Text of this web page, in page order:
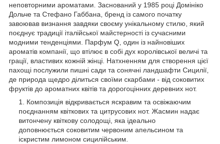
неповторними ароматами. Заснований у 1985 році Домініко
Дольче та Стефано Габбана, бренд із самого початку
завоював визнання завдяки своєму унікальному стилю, який
поєднує традиції італійської майстерності із сучасними
модними тенденціями. Парфум Q, один із найновіших
ароматів компанії, що втілює в собі дух королівської величі та
грації, властивих кожній жінці. Натхненням для створення цієї
пахощі послужили пишні сади та сонячні ландшафти Сицилії,
де природа щедро ділиться своїми скарбами - від соковитих
фруктів до ароматних квітів та дорогоцінних деревних нот.
Композиція відкривається яскравим та освіжаючим
поєднанням квіткових та цитрусових нот. Жасмин надає
витончену квіткову солодощі, яка ідеально
доповнюється соковитим червоним апельсином та
іскристим лимоном сицилійським.